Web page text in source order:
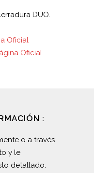
DUO.
Oficial
Oficial
:
o a través
y le
detallado.